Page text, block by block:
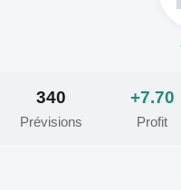
340
Prévisions
+7.70
Profit